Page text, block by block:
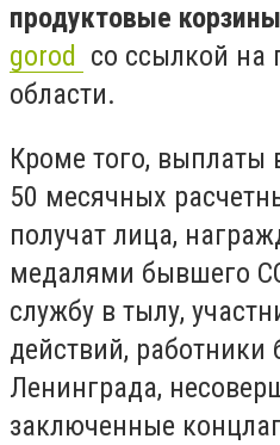
продуктовые
gorod со ссылкой на
области.
Кроме того, выплаты
50 месячных
получат лица,
медалями бывшего
службу в тылу,
действий, работники
Ленинграда,
заключенные